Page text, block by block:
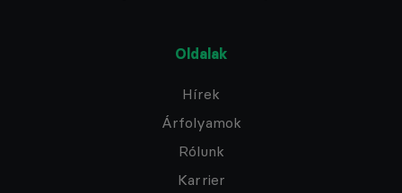
Oldalak
Hírek
Árfolyamok
Rólunk
Karrier